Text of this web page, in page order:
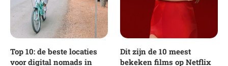
Top 10: de beste locaties
voor digital nomads in
Dit zijn de 10 meest
bekeken films op Netflix